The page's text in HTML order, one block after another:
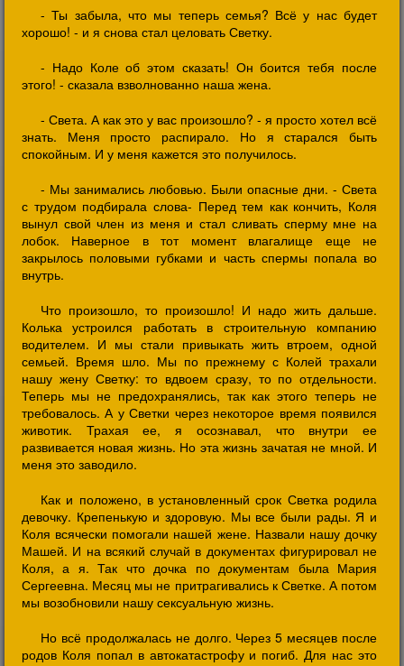
- Ты забыла, что мы теперь семья? Всё у нас будет
хорошо! - и я снова стал целовать Светку.
- Надо Коле об этом сказать! Он боится тебя после
этого! - сказала взволнованно наша жена.
- Света. А как это у вас произошло? - я просто хотел всё
знать. Меня просто распирало. Но я старался быть
спокойным. И у меня кажется это получилось.
- Мы занимались любовью. Были опасные дни. - Света
с трудом подбирала слова- Перед тем как кончить, Коля
вынул свой член из меня и стал сливать сперму мне на
лобок. Наверное в тот момент влагалище еще не
закрылось половыми губками и часть спермы попала во
внутрь.
Что произошло, то произошло! И надо жить дальше.
Колька устроился работать в строительную компанию
водителем. И мы стали привыкать жить втроем, одной
семьей. Время шло. Мы по прежнему с Колей трахали
нашу жену Светку: то вдвоем сразу, то по отдельности.
Теперь мы не предохранялись, так как этого теперь не
требовалось. А у Светки через некоторое время появился
животик. Трахая ее, я осознавал, что внутри ее
развивается новая жизнь. Но эта жизнь зачатая не мной. И
меня это заводило.
Как и положено, в установленный срок Светка родила
девочку. Крепенькую и здоровую. Мы все были рады. Я и
Коля всячески помогали нашей жене. Назвали нашу дочку
Машей. И на всякий случай в документах фигурировал не
Коля, а я. Так что дочка по документам была Мария
Сергеевна. Месяц мы не притрагивались к Светке. А потом
мы возобновили нашу сексуальную жизнь.
Но всё продолжалась не долго. Через 5 месяцев после
родов Коля попал в автокатастрофу и погиб. Для нас это